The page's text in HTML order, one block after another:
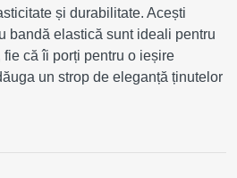
și durabilitate. Acești
bandă elastică sunt ideali pentru
că îi porți pentru o ieșire
un strop de eleganță ținutelor